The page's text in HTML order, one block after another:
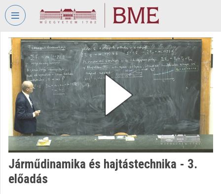
Fejléc kihagyása Menü kihagyása Tartalom kihagyása
VIDEOTORIUM
BUDAPESTI
MŰSZAKI
ÉS
GAZDASÁGTUDOMÁNYI
EGYETEM
Intézményi kezdőlap
Bejelentkezés
Intézményi felfedezés
Járműdinamika és hajtástechnika - 3.
előadás